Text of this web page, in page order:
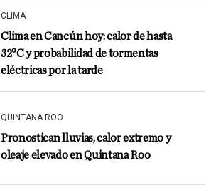
CLIMA
Clima en Cancún hoy: calor de hasta
32°C y probabilidad de tormentas
eléctricas por la tarde
QUINTANA ROO
Pronostican lluvias, calor extremo y
oleaje elevado en Quintana Roo